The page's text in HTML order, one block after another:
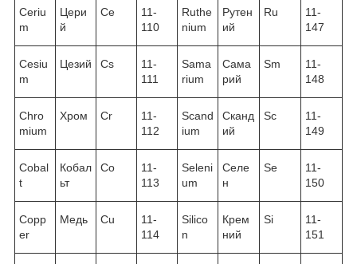
Ceriu
m
Цери
й
Ce
11-
110
Ruthe
nium
Рутен
ий
Ru
11-
147
Cesiu
m
Цезий Cs
11-
111
Sama
rium
Сама
рий
Sm
11-
148
Chro
mium
Хром Cr
11-
112
Scand
ium
Сканд
ий
Sc
11-
149
Cobal
t
Кобал
ьт
Co
11-
113
Seleni
um
Селе
н
Se
11-
150
Copp
er
Медь Cu
11-
114
Silico
n
Крем
ний
Si
11-
151